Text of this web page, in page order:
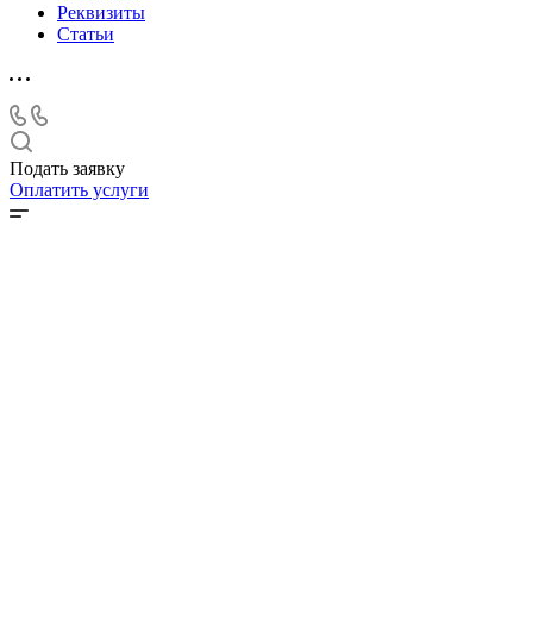
Реквизиты
Статьи
Подать заявку
Оплатить услуги